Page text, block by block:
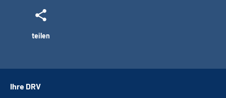
teilen
Ihre DRV